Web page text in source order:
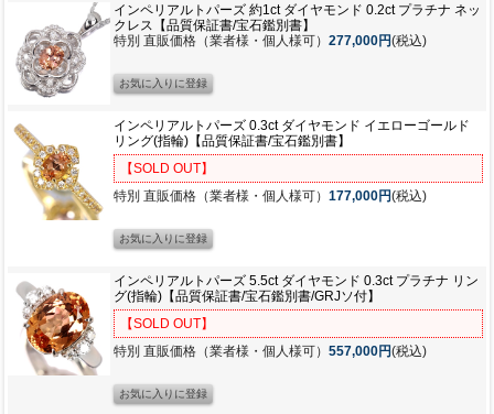
インペリアルトパーズ 約1ct ダイヤモンド 0.2ct プラチナ ネッ
クレス【品質保証書/宝石鑑別書】
特別 直販価格（業者様・個人様可） 277,000円(税込)
インペリアルトパーズ 0.3ct ダイヤモンド イエローゴールド
リング(指輪)【品質保証書/宝石鑑別書】
【SOLD OUT】
特別 直販価格（業者様・個人様可） 177,000円(税込)
インペリアルトパーズ 5.5ct ダイヤモンド 0.3ct プラチナ リン
グ(指輪)【品質保証書/宝石鑑別書/GRJソ付】
【SOLD OUT】
特別 直販価格（業者様・個人様可） 557,000円(税込)